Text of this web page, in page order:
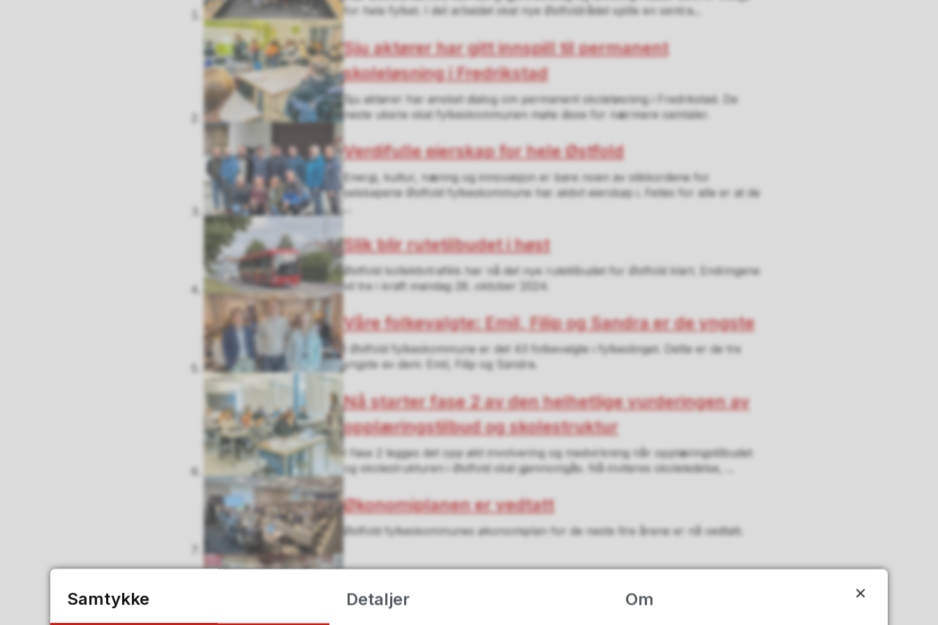
for hele fylket. I det arbeidet skal nye Østfoldrådet spille en sentra...
Sju aktører har gitt innspill til permanent
skoleløsning i Fredrikstad
Sju aktører har ønsket dialog om permanent skoleløsning i Fredrikstad. De
neste ukene skal fylkeskommunen møte disse for nærmere samtaler.
Verdifulle eierskap for hele Østfold
Energi, kultur, næring og innovasjon er bare noen av stikkordene for
selskapene Østfold fylkeskommune har aktivt eierskap i. Felles for alle er at de
Slik blir rutetilbudet i høst
Østfold kollektivtrafikk har nå det nye rutetilbudet for Østfold klart. Endringene
vil tre i kraft mandag 28. oktober 2024.
Våre folkevalgte: Emil, Filip og Sandra er de yngste
I Østfold fylkeskommune er det 43 folkevalgte i fylkestinget. Dette er de tre
yngste av dem: Emil, Filip og Sandra.
Nå starter fase 2 av den helhetlige vurderingen av
opplæringstilbud og skolestruktur
I fase 2 legges det opp økt involvering og medvirkning når opplæringstilbudet
og skolestrukturen i Østfold skal gjennomgås. Nå inviteres skoleledelse, ...
Økonomiplanen er vedtatt
Østfold fylkeskommunes økonomiplan for de neste fire årene er nå vedtatt.
Så var det offisielt. Fredrikstad har fått splitter nye midlertidige skolelokaler. 19.
Samtykke Detaljer Om